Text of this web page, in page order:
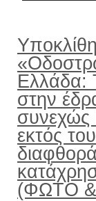
Ελλάδα:
στην
συνεχώς
εκτός
(ΦΩΤΟ